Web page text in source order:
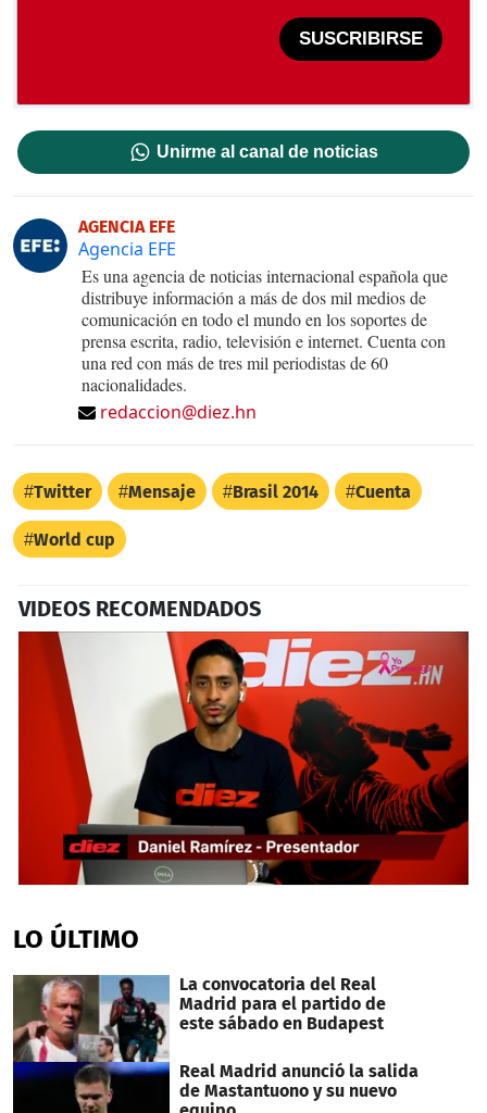
SUSCRIBIRSE
Unirme al canal de noticias
AGENCIA EFE
Agencia EFE
Es una agencia de noticias internacional española que
distribuye información a más de dos mil medios de
comunicación en todo el mundo en los soportes de
prensa escrita, radio, televisión e internet. Cuenta con
una red con más de tres mil periodistas de 60
nacionalidades.
redaccion@diez.hn
Twitter Mensaje Brasil 2014 Cuenta
World cup
VIDEOS RECOMENDADOS
of
2
31
seconds
LO ÚLTIMO
La convocatoria del Real
Madrid para el partido de
este sábado en Budapest
Real Madrid anunció la salida
de Mastantuono y su nuevo